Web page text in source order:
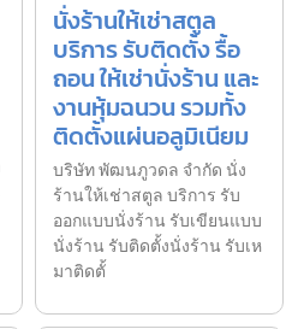
นั่งร้านให้เช่าสตูล
บริการ รับติดตั้ง รื้อ
ถอน ให้เช่านั่งร้าน และ
งานหุ้มฉนวน รวมทั้ง
ติดตั้งแผ่นอลูมิเนียม
บริษัท พัฒนภูวดล จำกัด นั่ง
ร้านให้เช่าสตูล บริการ รับ
ออกแบบนั่งร้าน รับเขียนแบบ
นั่งร้าน รับติดตั้งนั่งร้าน รับเห
มาติดตั้